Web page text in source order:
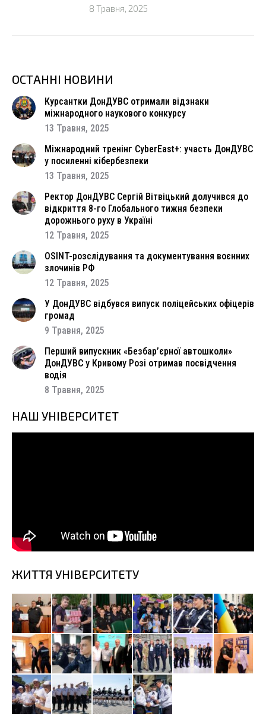
8 Травня, 2025
ОСТАННІ НОВИНИ
Курсантки ДонДУВС отримали відзнаки
міжнародного наукового конкурсу
13 Травня, 2025
Міжнародний тренінг CyberEast+: участь ДонДУВС
у посиленні кібербезпеки
13 Травня, 2025
Ректор ДонДУВС Сергій Вітвіцький долучився до
відкриття 8-го Глобального тижня безпеки
дорожнього руху в Україні
12 Травня, 2025
OSINT-розслідування та документування воєнних
злочинів РФ
12 Травня, 2025
У ДонДУВС відбувся випуск поліцейських офіцерів
громад
9 Травня, 2025
Перший випускник «Безбар’єрної автошколи»
ДонДУВС у Кривому Розі отримав посвідчення
водія
8 Травня, 2025
НАШ УНІВЕРСИТЕТ
ЖИТТЯ УНІВЕРСИТЕТУ